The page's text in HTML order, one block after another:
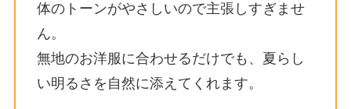
体のトーンがやさしいので主張しすぎませ
ん。
無地のお洋服に合わせるだけでも、夏らし
い明るさを自然に添えてくれます。